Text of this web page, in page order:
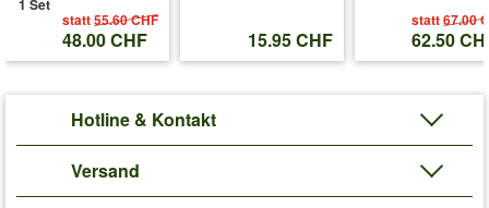
1 Set
statt55.60 CHF
48.00 CHF 15.95 CHF
statt67.00
62.50
Hotline & Kontakt
Versand